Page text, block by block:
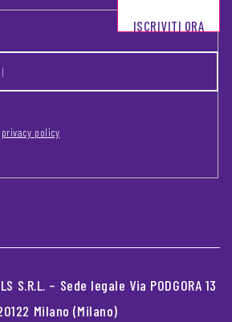
privacy policy
ISCRIVITI ORA
S.R.L. – Sede legale Via PODGORA 13
Milano (Milano)